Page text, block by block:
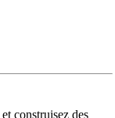
construisez des